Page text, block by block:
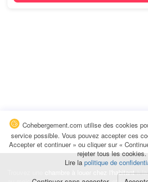
chambre à louer chez l'habitantà la
Cohebergement.com utilise des cookies
service possible. Vous pouvez accepter ces
Accepter et continuer » ou cliquer sur «
rejeter tous les cookies.
Lire la politique de